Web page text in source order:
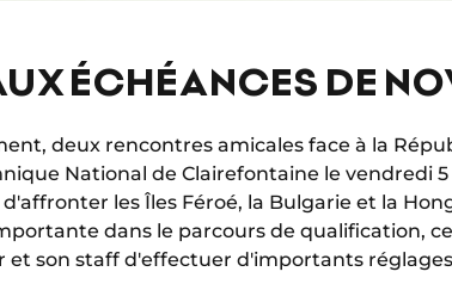
ÉCHÉANCES DE
deux rencontres amicales face à la
National de Clairefontaine le vendredi
les Îles Féroé, la Bulgarie et la
dans le parcours de qualification,
son staff d'effectuer d'importants